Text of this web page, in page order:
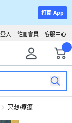
打開 App
客服中心
註冊會員
登入
冥想/療癒